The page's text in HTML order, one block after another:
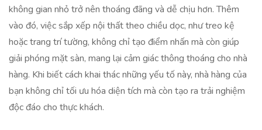
không gian nhỏ trở nên thoáng đãng và dễ chịu hơn. Thêm
vào đó, việc sắp xếp nội thất theo chiều dọc, như treo kệ
hoặc trang trí tường, không chỉ tạo điểm nhấn mà còn giúp
giải phóng mặt sàn, mang lại cảm giác thông thoáng cho nhà
hàng. Khi biết cách khai thác những yếu tố này, nhà hàng của
bạn không chỉ tối ưu hóa diện tích mà còn tạo ra trải nghiệm
độc đáo cho thực khách.